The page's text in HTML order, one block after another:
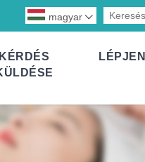
magyar 
KÉRDÉS